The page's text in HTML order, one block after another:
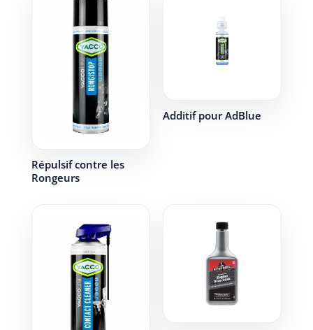
Répulsif contre les
Rongeurs
Additif pour AdBlue